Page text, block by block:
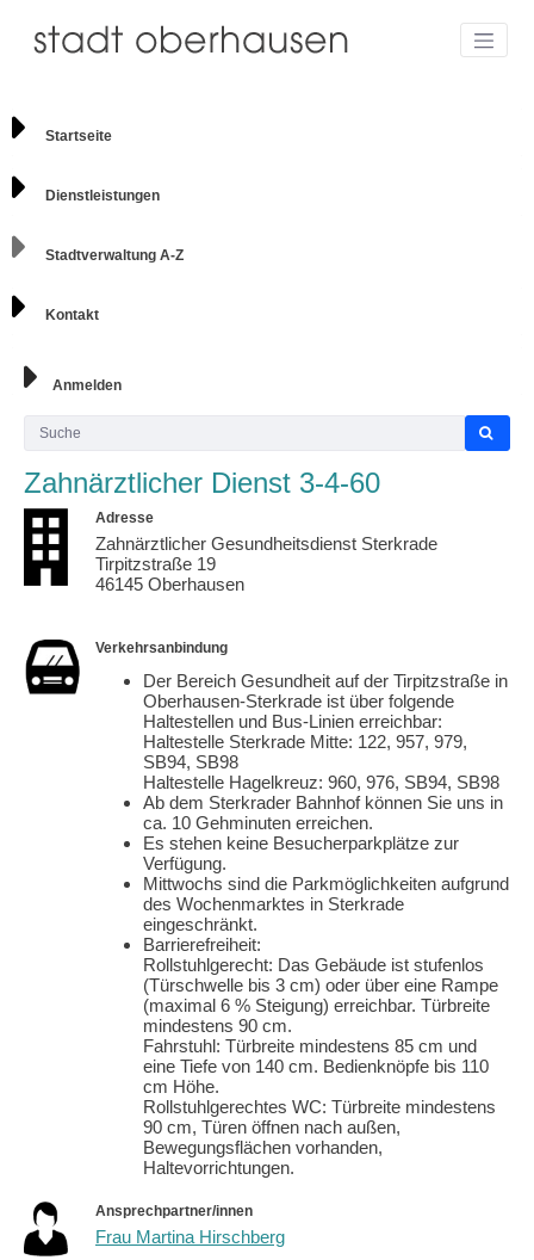
Startseite
Dienstleistungen
Stadtverwaltung A-Z
Kontakt
Anmelden
Zahnärztlicher Dienst 3-4-60
Adresse
Zahnärztlicher Gesundheitsdienst Sterkrade
Tirpitzstraße 19
46145 Oberhausen
Verkehrsanbindung
Der Bereich Gesundheit auf der Tirpitzstraße in
Oberhausen-Sterkrade ist über folgende
Haltestellen und Bus-Linien erreichbar:
Haltestelle Sterkrade Mitte: 122, 957, 979,
SB94, SB98
Haltestelle Hagelkreuz: 960, 976, SB94, SB98
Ab dem Sterkrader Bahnhof können Sie uns in
ca. 10 Gehminuten erreichen.
Es stehen keine Besucherparkplätze zur
Verfügung.
Mittwochs sind die Parkmöglichkeiten aufgrund
des Wochenmarktes in Sterkrade
eingeschränkt.
Barrierefreiheit:
Rollstuhlgerecht: Das Gebäude ist stufenlos
(Türschwelle bis 3 cm) oder über eine Rampe
(maximal 6 % Steigung) erreichbar. Türbreite
mindestens 90 cm.
Fahrstuhl: Türbreite mindestens 85 cm und
eine Tiefe von 140 cm. Bedienknöpfe bis 110
cm Höhe.
Rollstuhlgerechtes WC: Türbreite mindestens
90 cm, Türen öffnen nach außen,
Bewegungsflächen vorhanden,
Haltevorrichtungen.
Ansprechpartner/innen
Frau Martina Hirschberg